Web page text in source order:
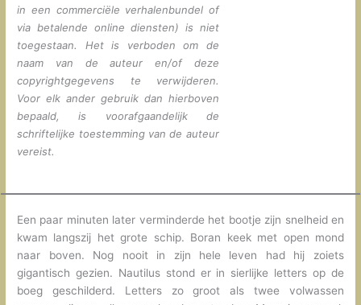
in een commerciële verhalenbundel of
via betalende online diensten) is niet
toegestaan. Het is verboden om de
naam van de auteur en/of deze
copyrightgegevens te verwijderen.
Voor elk ander gebruik dan hierboven
bepaald, is voorafgaandelijk de
schriftelijke toestemming van de auteur
vereist.
Een paar minuten later verminderde het bootje zijn snelheid en
kwam langszij het grote schip. Boran keek met open mond
naar boven. Nog nooit in zijn hele leven had hij zoiets
gigantisch gezien. Nautilus stond er in sierlijke letters op de
boeg geschilderd. Letters zo groot als twee volwassen